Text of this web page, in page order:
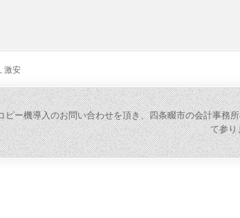
激安
ピー機導入のお問い合わせを頂き、四条畷市の会計事務
て参